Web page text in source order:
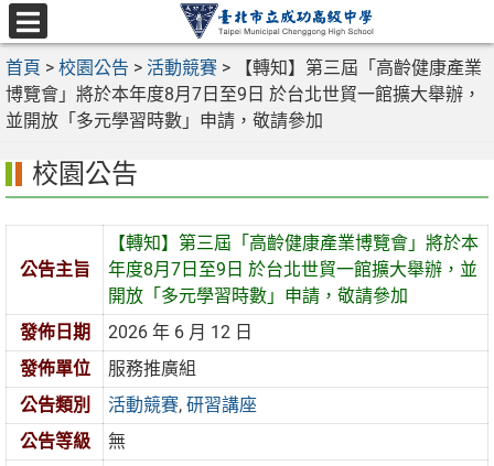
跳
至
主
要
內
選
單
首頁 > 校園公告 > 活動競賽 >
【轉知】第三屆「高齡健康產業
博覽會」將於本年度8月7日至9日 於台北世貿一館擴大舉辦，
並開放「多元學習時數」申請，敬請參加
校園公告
公告主旨
【轉知】第三屆「高齡健康產業博覽會」將於本
年度8月7日至9日 於台北世貿一館擴大舉辦，並
開放「多元學習時數」申請，敬請參加
發佈日期
2026 年 6 月 12 日
發佈單位
服務推廣組
公告類別
活動競賽,研習講座
公告等級
無